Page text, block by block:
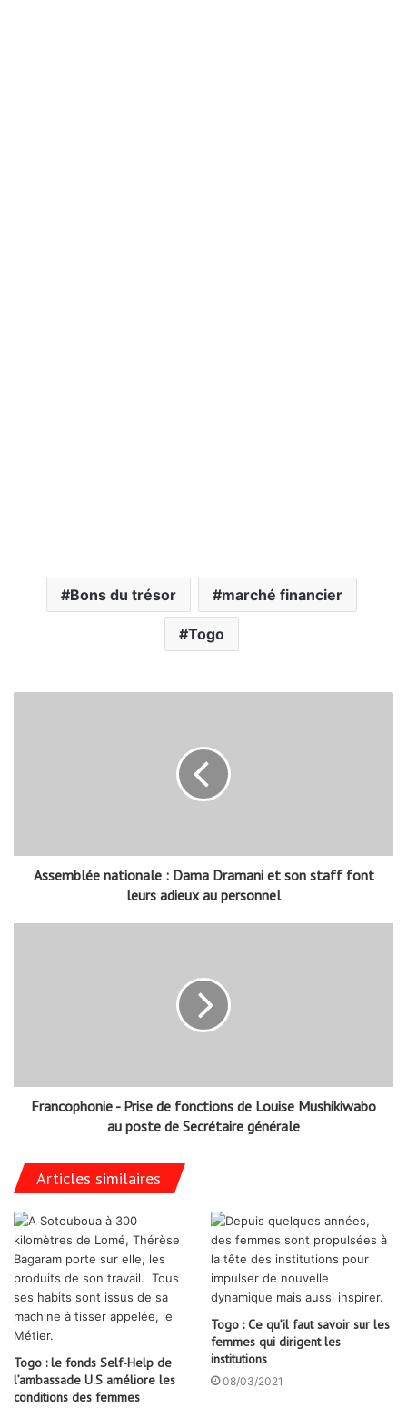
Bons du trésor marché financier
Togo
Assemblée nationale : Dama Dramani et son staff font
leurs adieux au personnel
Francophonie - Prise de fonctions de Louise Mushikiwabo
au poste de Secrétaire générale
Articles similaires
Togo : le fonds Self-Help de
l’ambassade U.S améliore les
conditions des femmes
Togo : Ce qu’il faut savoir sur les
femmes qui dirigent les
institutions
08/03/2021